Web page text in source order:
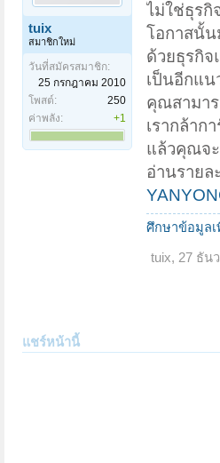
tuix
สมาชิกใหม่
วันที่สมัครสมาชิก:
25 กรกฎาคม 2010
โพสต์:
250
ค่าพลัง:
+1
ไม่ใช่ธุรกิ
โอกาสนั้
ด้วยธุรกิจ
เป็นอีกแ
คุณสามาร
เรากล้าก
แล้วคุณจะ
อ่านรายล
ศึกษาข้อมูล
tuix, 27 ธัน
แชร์หน้านี้